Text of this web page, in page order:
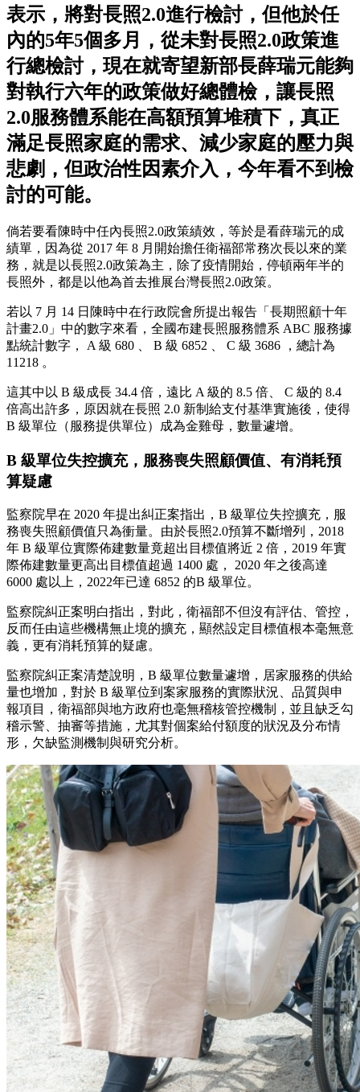
表示，將對長照2.0進行檢討，但他於任
內的5年5個多月，從未對長照2.0政策進
行總檢討，現在就寄望新部長薛瑞元能夠
對執行六年的政策做好總體檢，讓長照
2.0服務體系能在高額預算堆積下，真正
滿足長照家庭的需求、減少家庭的壓力與
悲劇，但政治性因素介入，今年看不到檢
討的可能。
倘若要看陳時中任內長照2.0政策績效，等於是看薛瑞元的成
績單，因為從 2017 年 8 月開始擔任衛福部常務次長以來的業
務，就是以長照2.0政策為主，除了疫情開始，停頓兩年半的
長照外，都是以他為首去推展台灣長照2.0政策。
若以 7 月 14 日陳時中在行政院會所提出報告「長期照顧十年
計畫2.0」中的數字來看，全國布建長照服務體系 ABC 服務據
點統計數字， A 級 680 、 B 級 6852 、 C 級 3686 ，總計為
11218 。
這其中以 B 級成長 34.4 倍，遠比 A 級的 8.5 倍、 C 級的 8.4
倍高出許多，原因就在長照 2.0 新制給支付基準實施後，使得
B 級單位（服務提供單位）成為金雞母，數量遽增。
B 級單位失控擴充，服務喪失照顧價值、有消耗預
算疑慮
監察院早在 2020 年提出糾正案指出，B 級單位失控擴充，服
務喪失照顧價值只為衝量。由於長照2.0預算不斷增列，2018
年 B 級單位實際佈建數量竟超出目標值將近 2 倍，2019 年實
際佈建數量更高出目標值超過 1400 處， 2020 年之後高達
6000 處以上，2022年已達 6852 的B 級單位。
監察院糾正案明白指出，對此，衛福部不但沒有評估、管控，
反而任由這些機構無止境的擴充，顯然設定目標值根本毫無意
義，更有消耗預算的疑慮。
監察院糾正案清楚說明，B 級單位數量遽增，居家服務的供給
量也增加，對於 B 級單位到案家服務的實際狀況、品質與申
報項目，衛福部與地方政府也毫無稽核管控機制，並且缺乏勾
稽示警、抽審等措施，尤其對個案給付額度的狀況及分布情
形，欠缺監測機制與研究分析。